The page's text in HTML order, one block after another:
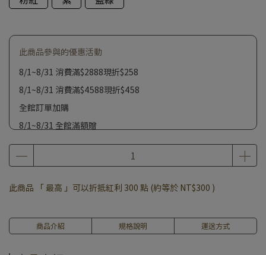
此商品參與的優惠活動
8/1~8/31 消費滿$2888現折$258
8/1~8/31 消費滿$4588現折$458
全館訂單加購
8/1~8/31 全館滿額贈
此商品 「 最高 」可以折抵紅利 300 點 (約等於 NT$300 )
商品介紹 規格說明 運送方式